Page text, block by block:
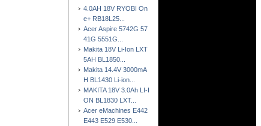
4.0AH 18V RYOBI On
e+ RB18L25...
Acer Aspire 5742G 57
41G 5551G...
Makita 18V Li-Ion LXT
5AH BL1850...
Makita 14.4V 3000mA
H BL1430 Li-ion...
MAKITA 18V 3.0Ah LI-I
ON BL1830 LXT...
Acer eMachines E442
E443 E529 E530...